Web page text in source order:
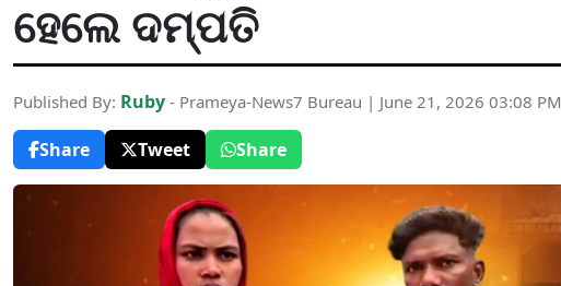
ହେଲେ ଦମ୍ପତି
Published By: Ruby - Prameya-News7 Bureau | June 21, 2026 03:08 PM
Share
Tweet Share